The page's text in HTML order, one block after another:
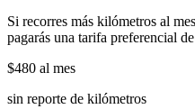
Si recorres más kilómetros al
pagarás una tarifa preferencial de
$480 al mes
sin reporte de kilómetros